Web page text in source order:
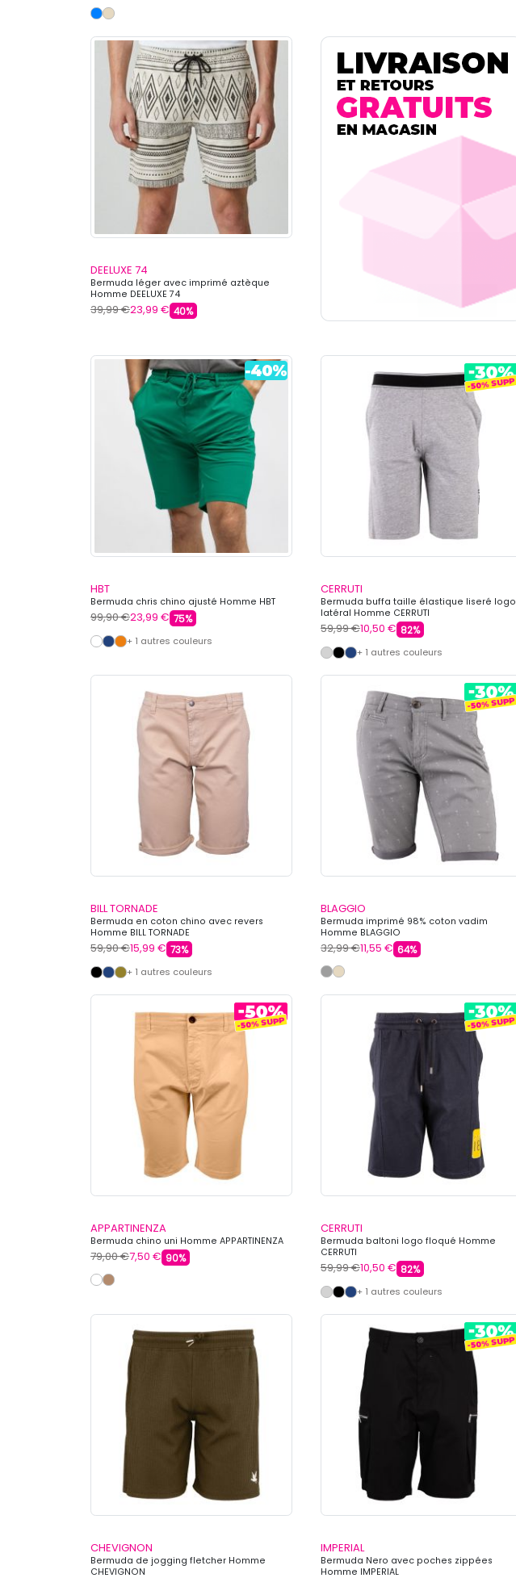
DEELUXE 74
Bermuda léger avec imprimé aztèque
Homme DEELUXE 74
39,99 €23,99 € 40%
HBT
Bermuda chris chino ajusté Homme HBT
99,90 €23,99 € 75%
+ 1 autres couleurs
CERRUTI
Bermuda buffa taille élastique liseré logo
latéral Homme CERRUTI
59,99 €10,50 € 82%
+ 1 autres couleurs
BILL TORNADE
Bermuda en coton chino avec revers
Homme BILL TORNADE
59,90 €15,99 € 73%
+ 1 autres couleurs
BLAGGIO
Bermuda imprimé 98% coton vadim
Homme BLAGGIO
32,99 €11,55 € 64%
APPARTINENZA
Bermuda chino uni Homme APPARTINENZA
79,00 €7,50 € 90%
CERRUTI
Bermuda baltoni logo floqué Homme
CERRUTI
59,99 €10,50 € 82%
+ 1 autres couleurs
CHEVIGNON
Bermuda de jogging fletcher Homme
CHEVIGNON
IMPERIAL
Bermuda Nero avec poches zippées
Homme IMPERIAL